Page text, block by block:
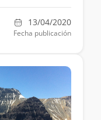
13/04/2020
Fecha publicación